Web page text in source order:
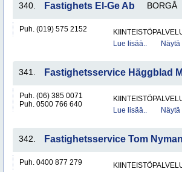
340. Fastighets El-Ge Ab BORGÅ
Puh. (019) 575 2152
Lue lisää..
341. Fastighetsservice Häggblad
Puh. (06) 385 0071
Puh. 0500 766 640
Lue lisää..
342. Fastighetsservice Tom Nyman
Puh. 0400 877 279